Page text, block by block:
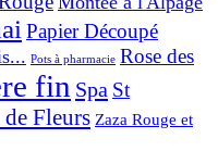
Papier Découpé
Pots à pharmacie Rose des
fin Spa St
Fleurs Zaza Rouge et